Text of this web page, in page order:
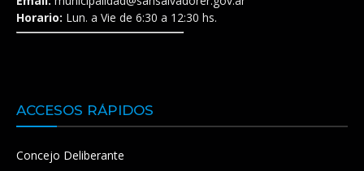
Horario: Lun. a Vie de 6:30 a 12:30 hs.
ACCESOS RÁPIDOS
Concejo Deliberante